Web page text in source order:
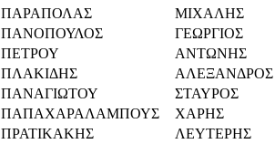
ΠΑΡΑΠΟΛΑΣ
ΜΙΧΑΛΗΣ
ΠΑΝΟΠΟΥΛΟΣ
ΓΕΩΡΓΙΟΣ
ΠΕΤΡΟΥ
ΑΝΤΩΝΗΣ
ΠΛΑΚΙΔΗΣ
ΑΛΕΞΑΝΔΡΟΣ
ΠΑΝΑΓΙΩΤΟΥ
ΣΤΑΥΡΟΣ
ΠΑΠΑΧΑΡΑΛΑΜΠΟΥΣ
ΧΑΡΗΣ
ΠΡΑΤΙΚΑΚΗΣ
ΛΕΥΤΕΡΗΣ